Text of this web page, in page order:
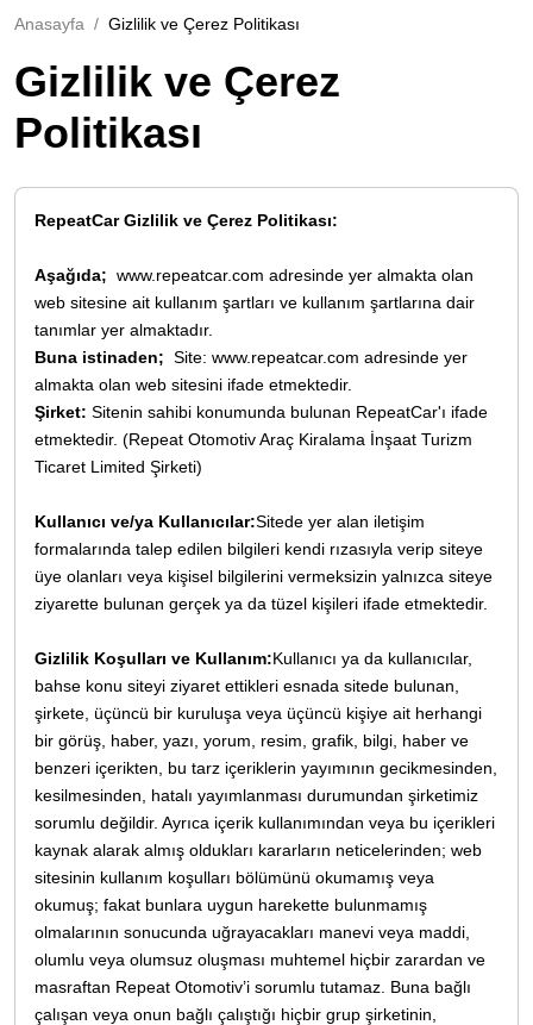
Anasayfa Gizlilik ve Çerez Politikası
Gizlilik ve Çerez
Politikası
RepeatCar Gizlilik ve Çerez Politikası:
Aşağıda; www.repeatcar.com adresinde yer almakta olan
web sitesine ait kullanım şartları ve kullanım şartlarına dair
tanımlar yer almaktadır.
Buna istinaden; Site: www.repeatcar.com adresinde yer
almakta olan web sitesini ifade etmektedir.
Şirket: Sitenin sahibi konumunda bulunan RepeatCar'ı ifade
etmektedir. (Repeat Otomotiv Araç Kiralama İnşaat Turizm
Ticaret Limited Şirketi)
Kullanıcı ve/ya Kullanıcılar:Sitede yer alan iletişim
formalarında talep edilen bilgileri kendi rızasıyla verip siteye
üye olanları veya kişisel bilgilerini vermeksizin yalnızca siteye
ziyarette bulunan gerçek ya da tüzel kişileri ifade etmektedir.
Gizlilik Koşulları ve Kullanım:Kullanıcı ya da kullanıcılar,
bahse konu siteyi ziyaret ettikleri esnada sitede bulunan,
şirkete, üçüncü bir kuruluşa veya üçüncü kişiye ait herhangi
bir görüş, haber, yazı, yorum, resim, grafik, bilgi, haber ve
benzeri içerikten, bu tarz içeriklerin yayımının gecikmesinden,
kesilmesinden, hatalı yayımlanması durumundan şirketimiz
sorumlu değildir. Ayrıca içerik kullanımından veya bu içerikleri
kaynak alarak almış oldukları kararların neticelerinden; web
sitesinin kullanım koşulları bölümünü okumamış veya
okumuş; fakat bunlara uygun harekette bulunmamış
olmalarının sonucunda uğrayacakları manevi veya maddi,
olumlu veya olumsuz oluşması muhtemel hiçbir zarardan ve
masraftan Repeat Otomotiv’i sorumlu tutamaz. Buna bağlı
çalışan veya onun bağlı çalıştığı hiçbir grup şirketinin,